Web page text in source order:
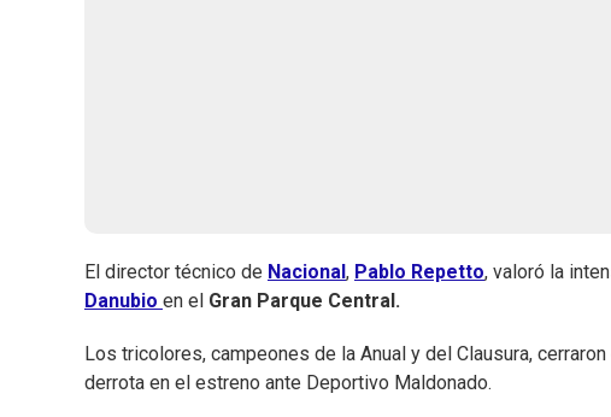
El director técnico de Nacional , Pablo Repetto, valoró la
Danubio en el Gran Parque Central.
Los tricolores, campeones de la Anual y del Clausura,
derrota en el estreno ante Deportivo Maldonado.